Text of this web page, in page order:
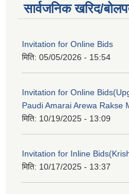
सार्वजनिक खरिद/
Invitation for Online Bids
मिति: 05/05/2026 - 15:54
Invitation for Online
Paudi Amarai Arewa Rakse
मिति: 10/19/2025 - 13:09
Invitation for Inline
मिति: 10/17/2025 - 13:37